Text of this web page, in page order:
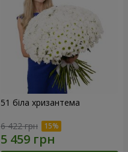
51 біла хризантема
6 422 грн